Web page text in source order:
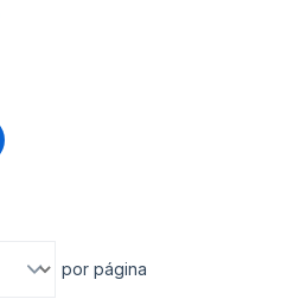
por página